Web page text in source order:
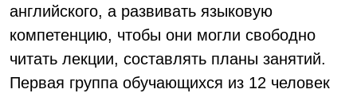
английского, а развивать языковую
компетенцию, чтобы они могли свободно
читать лекции, составлять планы занятий.
Первая группа обучающихся из 12 человек